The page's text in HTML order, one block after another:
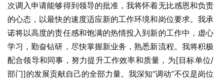
次调入申请能够得到领导的批准，我将怀着无比感恩和负责
的心态，以最快的速度适应新的工作环境和岗位要求。我承
诺将以高度的责任感和饱满的热情投入到新的工作中，虚心
学习，勤奋钻研，尽快掌握新业务，熟悉新流程。我将积极
配合领导和同事，努力提升工作效率和质量，为[目标单位/
部门]的发展贡献自己的全部力量。我深知“调动”不仅是岗位